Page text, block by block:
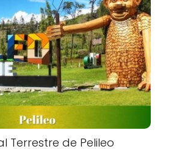
Terrestre de Pelileo